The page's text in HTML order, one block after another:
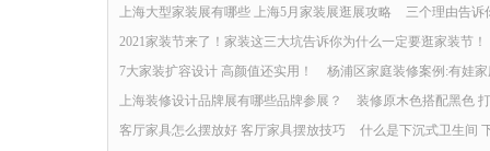
上海大型家装展有哪些 上海5月家装展逛展攻略
三个理由告诉
2021家装节来了！家装这三大坑告诉你为什么一定要逛家装节！
7大家装扩容设计 高颜值还实用！
杨浦区家庭装修案例:有娃
上海装修设计品牌展有哪些品牌参展？
装修原木色搭配黑色
客厅家具怎么摆放好 客厅家具摆放技巧
什么是下沉式卫生间